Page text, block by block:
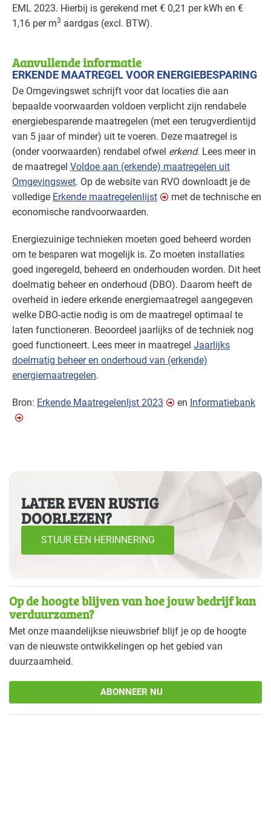
EML 2023. Hierbij is gerekend met € 0,21 per kWh en €
1,16 per m3 aardgas (excl. BTW).
Aanvullende informatie
ERKENDE MAATREGEL VOOR ENERGIEBESPARING
De Omgevingswet schrijft voor dat locaties die aan
bepaalde voorwaarden voldoen verplicht zijn rendabele
energiebesparende maatregelen (met een terugverdientijd
van 5 jaar of minder) uit te voeren. Deze maatregel is
(onder voorwaarden) rendabel ofwel erkend. Lees meer in
de maatregel Voldoe aan (erkende) maatregelen uit
Omgevingswet. Op de website van RVO downloadt je de
volledige Erkende maatregelenlijst
met de technische en
economische randvoorwaarden.
Energiezuinige technieken moeten goed beheerd worden
om te besparen wat mogelijk is. Zo moeten installaties
goed ingeregeld, beheerd en onderhouden worden. Dit heet
doelmatig beheer en onderhoud (DBO). Daarom heeft de
overheid in iedere erkende energiemaatregel aangegeven
welke DBO-actie nodig is om de maatregel optimaal te
laten functioneren. Beoordeel jaarlijks of de techniek nog
goed functioneert. Lees meer in maatregel Jaarlijks
doelmatig beheer en onderhoud van (erkende)
energiemaatregelen.
Bron: Erkende Maatregelenljst 2023 en Informatiebank
LATER EVEN RUSTIG
DOORLEZEN?
STUUR EEN HERINNERING
Op de hoogte blijven van hoe jouw bedrijf kan
verduurzamen?
Met onze maandelijkse nieuwsbrief blijf je op de hoogte
van de nieuwste ontwikkelingen op het gebied van
duurzaamheid.
ABONNEER NU